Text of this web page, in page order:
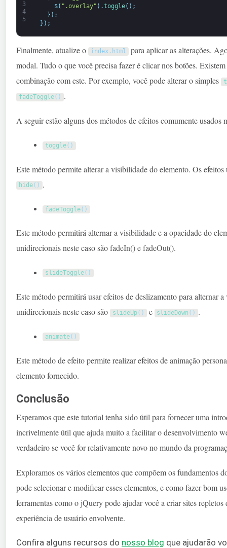
3
4
5
$( ".overlay" ) .toggle( ) ;
} ) ;
} ) ;
Finalmente, atualize o index. html para aplicar as alterações.
modal. Tudo o que você precisa fazer é clicar nos botões.
combinação com este. Por exemplo, você pode alterar o simples
fadeToggle( ) .
A seguir estão alguns dos métodos de efeitos comumente usados
toggle( )
Este método permite alterar a visibilidade do elemento. Os
hide( ) .
fadeToggle( )
Este método permitirá alternar a visibilidade e a opacidade do
unidirecionais neste caso sãofadeIn()efadeOut().
slideToggle( )
Este método permitirá usar efeitos de deslizamento para alternar
unidirecionais neste caso são
slideUp( ) e slideDown ( ) .
animate( )
Este método de efeito permite realizar efeitos de animação
elemento fornecido.
Conclusão
Esperamos que este tutorial tenha sido útil para fornecer uma
incrivelmente útil que ajuda muito a facilitar o desenvolvimento
verdadeiro se você for relativamente novo no mundo da
Exploramos os vários elementos que compõem os fundamentos
pode selecionar e modificar esses elementos, e como fazer bom
ferramentas como o jQuery pode ajudar você a criar sites
experiência de usuário envolvente.
Confira alguns recursos do nosso blog que ajudarão